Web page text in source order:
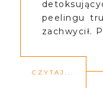
peelingu
zachwycił.
CZYTAJ...